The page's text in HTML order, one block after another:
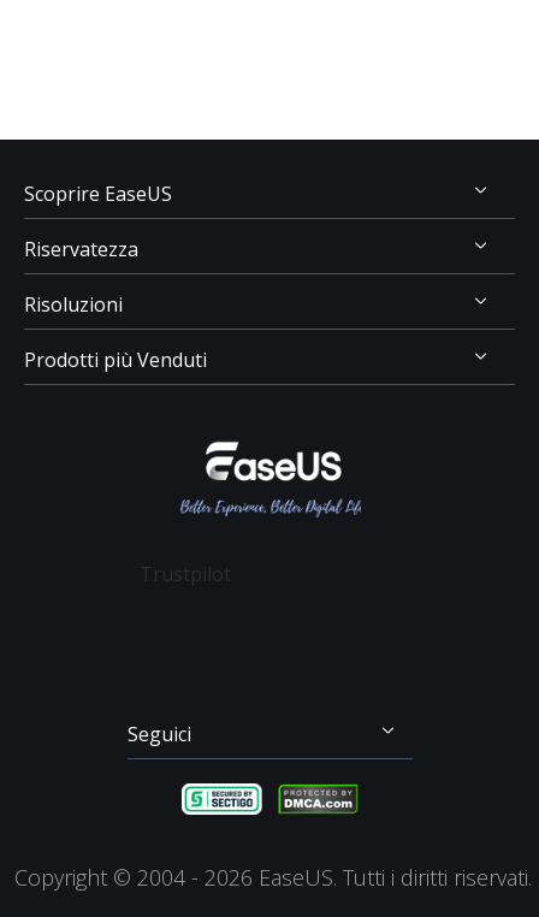
Scoprire EaseUS
Chi Siamo
Recensioni & Premi
Contatta EaseUS
Riservatezza
Disinstallazione
Politica di Rimborso
Termini & Condizioni
Risoluzioni
Recupero Dati USB
Recupero Dati Scheda SD
Recupero dei File su Mac
Prodotti più Venduti
Trustpilot
Seguici
  
Copyright © 2004 - 2026 EaseUS. Tutti i diritti riservati.